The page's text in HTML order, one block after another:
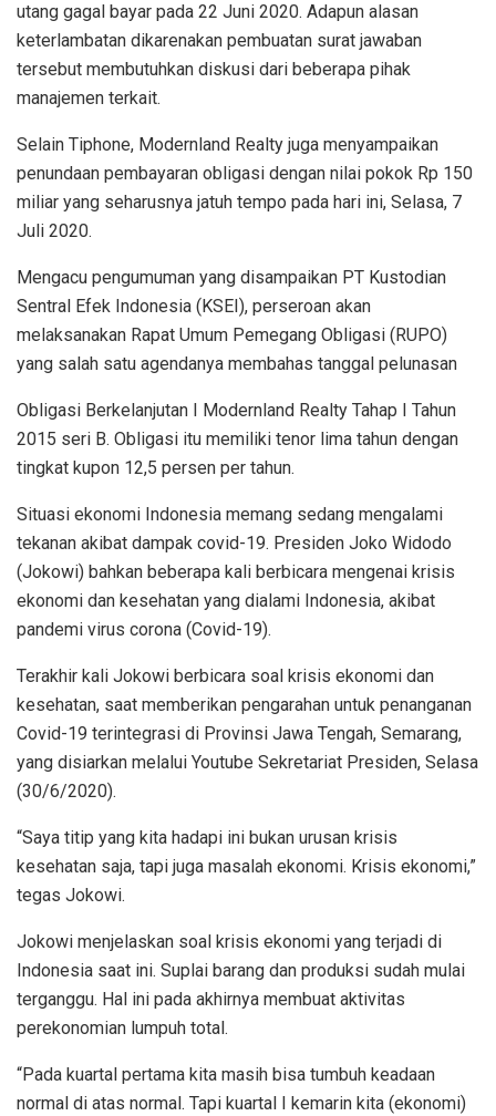
utang gagal bayar pada 22 Juni 2020. Adapun alasan
keterlambatan dikarenakan pembuatan surat jawaban
tersebut membutuhkan diskusi dari beberapa pihak
manajemen terkait.
Selain Tiphone, Modernland Realty juga menyampaikan
penundaan pembayaran obligasi dengan nilai pokok Rp 150
miliar yang seharusnya jatuh tempo pada hari ini, Selasa, 7
Juli 2020.
Mengacu pengumuman yang disampaikan PT Kustodian
Sentral Efek Indonesia (KSEI), perseroan akan
melaksanakan Rapat Umum Pemegang Obligasi (RUPO)
yang salah satu agendanya membahas tanggal pelunasan
Obligasi Berkelanjutan I Modernland Realty Tahap I Tahun
2015 seri B. Obligasi itu memiliki tenor lima tahun dengan
tingkat kupon 12,5 persen per tahun.
Situasi ekonomi Indonesia memang sedang mengalami
tekanan akibat dampak covid-19. Presiden Joko Widodo
(Jokowi) bahkan beberapa kali berbicara mengenai krisis
ekonomi dan kesehatan yang dialami Indonesia, akibat
pandemi virus corona (Covid-19).
Terakhir kali Jokowi berbicara soal krisis ekonomi dan
kesehatan, saat memberikan pengarahan untuk penanganan
Covid-19 terintegrasi di Provinsi Jawa Tengah, Semarang,
yang disiarkan melalui Youtube Sekretariat Presiden, Selasa
(30/6/2020).
“Saya titip yang kita hadapi ini bukan urusan krisis
kesehatan saja, tapi juga masalah ekonomi. Krisis ekonomi,”
tegas Jokowi.
Jokowi menjelaskan soal krisis ekonomi yang terjadi di
Indonesia saat ini. Suplai barang dan produksi sudah mulai
terganggu. Hal ini pada akhirnya membuat aktivitas
perekonomian lumpuh total.
“Pada kuartal pertama kita masih bisa tumbuh keadaan
normal di atas normal. Tapi kuartal I kemarin kita (ekonomi)